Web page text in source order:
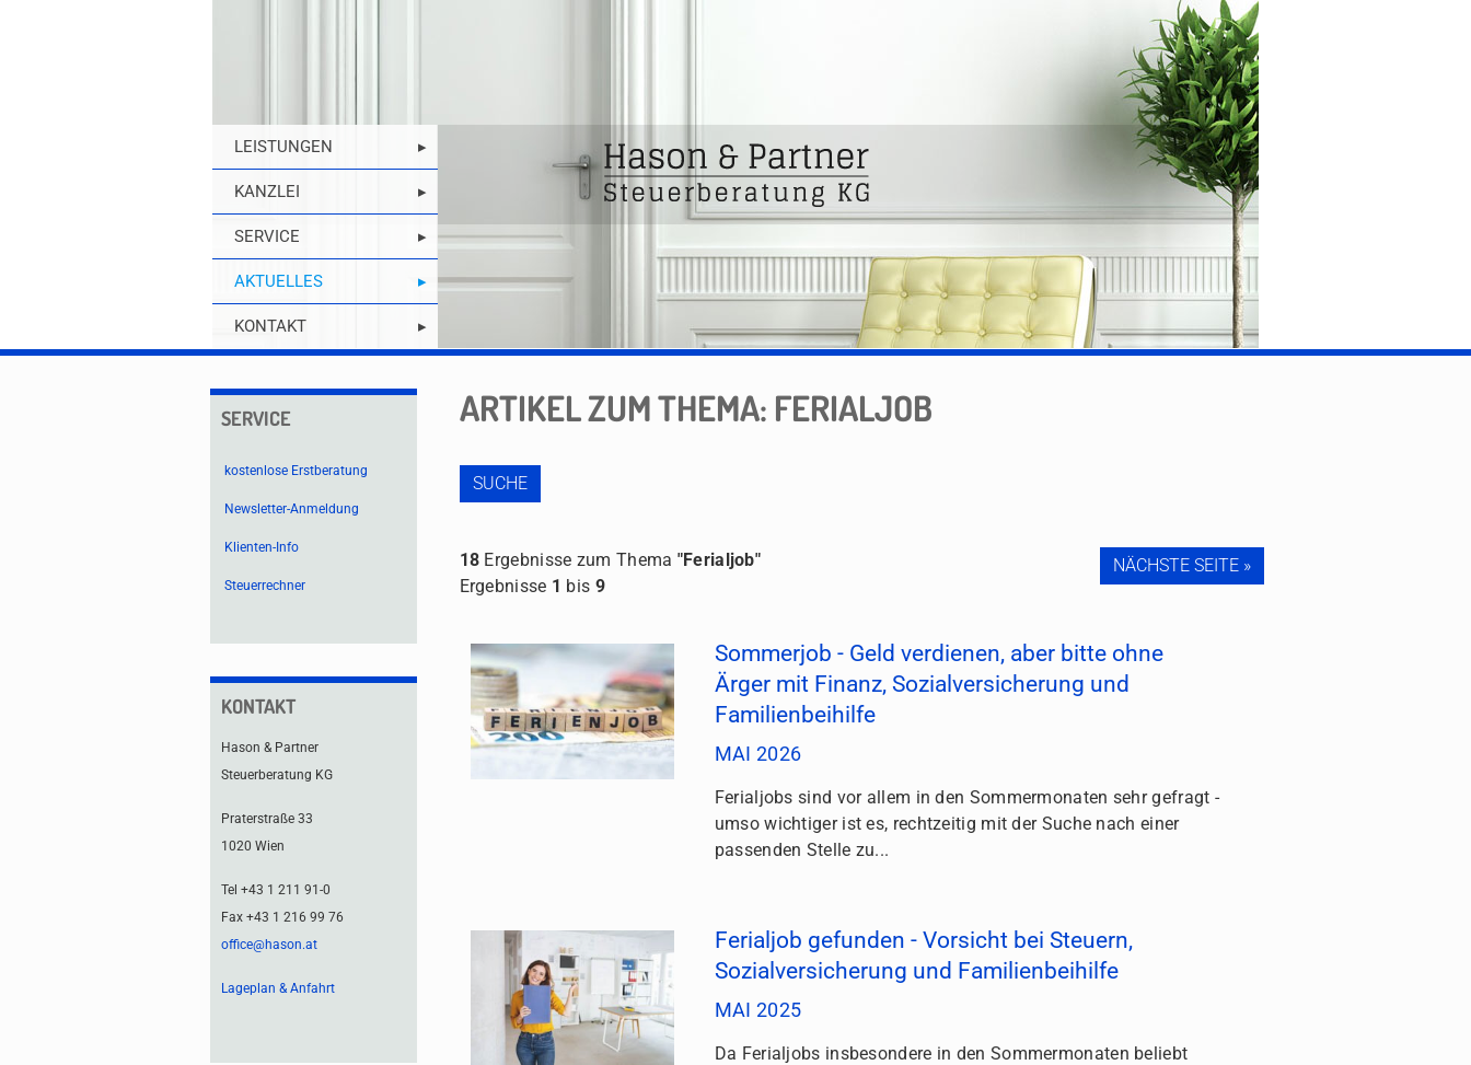
LEISTUNGEN
KANZLEI
SERVICE
AKTUELLES
KONTAKT
ARTIKEL ZUM THEMA: FERIALJOB
SUCHE
18 Ergebnisse zum Thema "Ferialjob"
Ergebnisse 1 bis 9
NÄCHSTE SEITE »
Sommerjob - Geld verdienen, aber bitte ohne
Ärger mit Finanz, Sozialversicherung und
Familienbeihilfe
MAI 2026
Ferialjobs sind vor allem in den Sommermonaten sehr gefragt -
umso wichtiger ist es, rechtzeitig mit der Suche nach einer
passenden Stelle zu...
Ferialjob gefunden - Vorsicht bei Steuern,
Sozialversicherung und Familienbeihilfe
MAI 2025
Da Ferialjobs insbesondere in den Sommermonaten beliebt
SERVICE
kostenlose Erstberatung
Newsletter-Anmeldung
Klienten-Info
Steuerrechner
KONTAKT
Hason & Partner
Steuerberatung KG
Praterstraße 33
1020 Wien
Tel +43 1 211 91-0
Fax +43 1 216 99 76
office@hason.at
Lageplan & Anfahrt